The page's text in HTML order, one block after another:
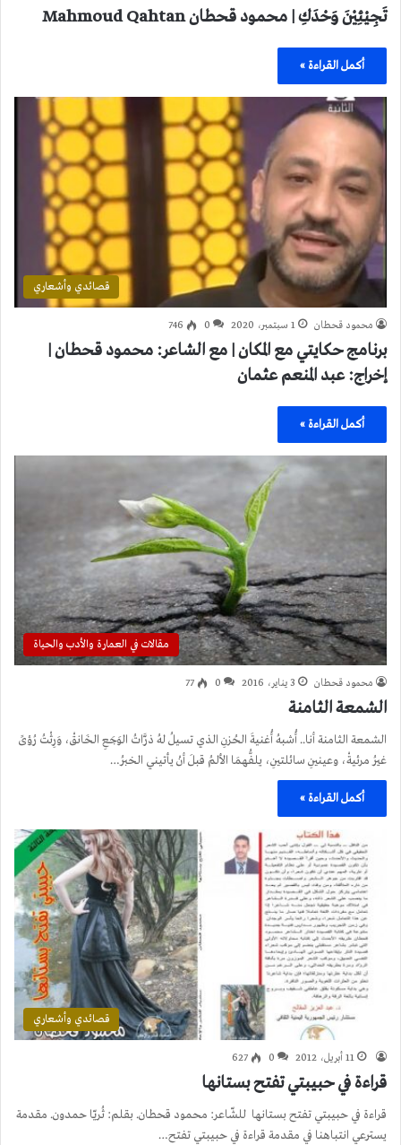
تَجِيْئِيْنَ وَحْدَكِ | محمود قحطان Mahmoud Qahtan
أكمل القراءة »
قصائدي وأشعاري
محمود قحطان 1 سبتمبر، 2020 0
746
برنامج حكايتي مع المكان | مع الشاعر: محمود قحطان |
إخراج: عبد المنعم عثمان
أكمل القراءة »
مقالات في العمارة والأدب والحياة
محمود قحطان 3 يناير، 2016 0
77
الشمعة الثامنة
الشمعة الثامنة أنا.. أُشبهُ أُغنيةَ الحُزنِ الذي تسيلُ لهُ ذرَّاتُ الوَجَعِ الخَانقْ، وَرِثْتُ رُؤىً
غيرُ مرئيةْ، وعينينِ سائلتينِ، يلفُّهمَا الألمُ قبلَ أنْ يأتيني الخبرُ…
أكمل القراءة »
قصائدي وأشعاري
11 أبريل، 2012 0
627
قراءة في حبيبتي تفتح بستانها
قراءة في حبيبتي تفتح بستانها للشّاعر: محمود قحطان. بقلم: ثُريّا حمدون. مقدمة
يسترعي انتباهنا في مقدمة قراءة في حبيبتي تفتح…